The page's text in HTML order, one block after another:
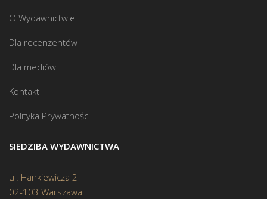
O Wydawnictwie
Dla recenzentów
Dla mediów
Kontakt
Polityka Prywatności
SIEDZIBA WYDAWNICTWA
ul. Hankiewicza 2
02-103 Warszawa